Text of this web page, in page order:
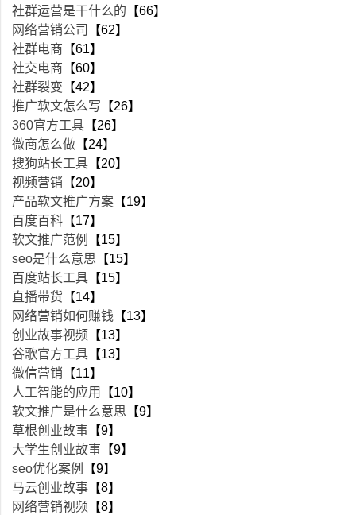
社群运营是干什么的 【66】
网络营销公司
【62】
社群电商 【61】
社交电商 【60】
社群裂变 【42】
推广软文怎么写 【26】
360官方工具 【26】
微商怎么做 【24】
搜狗站长工具 【20】
视频营销 【20】
产品软文推广方案 【19】
百度百科 【17】
软文推广范例
【15】
seo是什么意思 【15】
百度站长工具 【15】
直播带货 【14】
网络营销如何赚钱 【13】
创业故事视频 【13】
谷歌官方工具 【13】
微信营销 【11】
人工智能的应用
【10】
软文推广是什么意思 【9】
草根创业故事 【9】
大学生创业故事 【9】
seo优化案例
【9】
马云创业故事 【8】
网络营销视频 【8】